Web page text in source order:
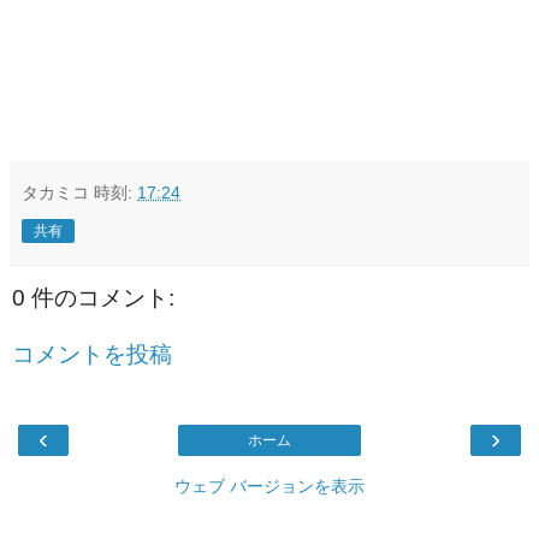
タカミコ 時刻: 17:24
共有
0 件のコメント:
コメントを投稿
‹ ›
ホーム
ウェブ バージョンを表示